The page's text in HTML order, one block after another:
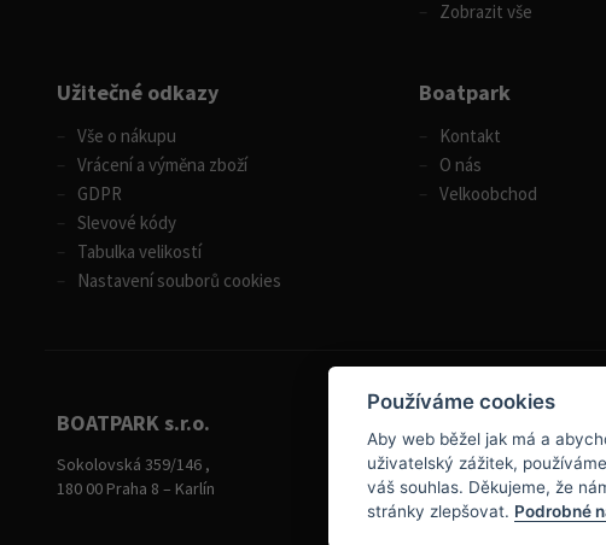
Zobrazit vše
Užitečné odkazy
Vše o nákupu
Vrácení a výměna zboží
GDPR
Slevové kódy
Tabulka velikostí
Nastavení souborů cookies
Boatpark
Kontakt
O nás
Velkoobchod
BOATPARK s.r.o.
Sokolovská 359/146 ,
180 00 Praha 8 – Karlín
+420 284 826 787
+420 604 728 042
Používáme cookies
Aby web běžel jak má a
uživatelský zážitek,
váš souhlas. Děkujeme, že
stránky zlepšovat. Podrobné